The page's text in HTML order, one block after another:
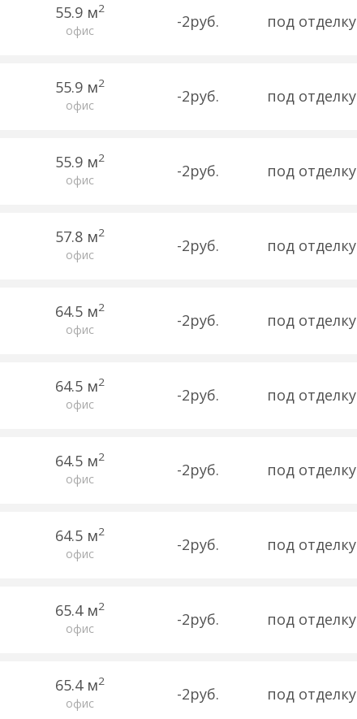
55.9 м2
офис -2руб. под отделку
55.9 м2
офис -2руб. под отделку
55.9 м2
офис -2руб. под отделку
57.8 м2
офис -2руб. под отделку
64.5 м2
офис -2руб. под отделку
64.5 м2
офис -2руб. под отделку
64.5 м2
офис -2руб. под отделку
64.5 м2
офис -2руб. под отделку
65.4 м2
офис -2руб. под отделку
65.4 м2
офис -2руб. под отделку